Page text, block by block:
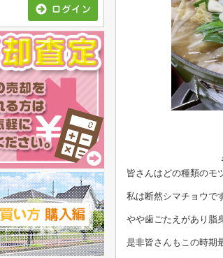
皆さんはどの種類のモ
私は断然シマチョウで
やや歯ごたえがあり脂
是非皆さんもこの時期